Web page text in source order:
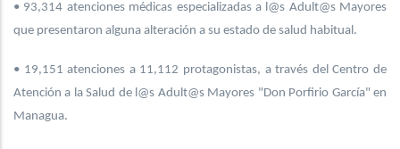
• 93,314 atenciones médicas especializadas a l@s Adult@s Mayores
que presentaron alguna alteración a su estado de salud habitual.
• 19,151 atenciones a 11,112 protagonistas, a través del Centro de
Atención a la Salud de l@s Adult@s Mayores "Don Porfirio García" en
Managua.